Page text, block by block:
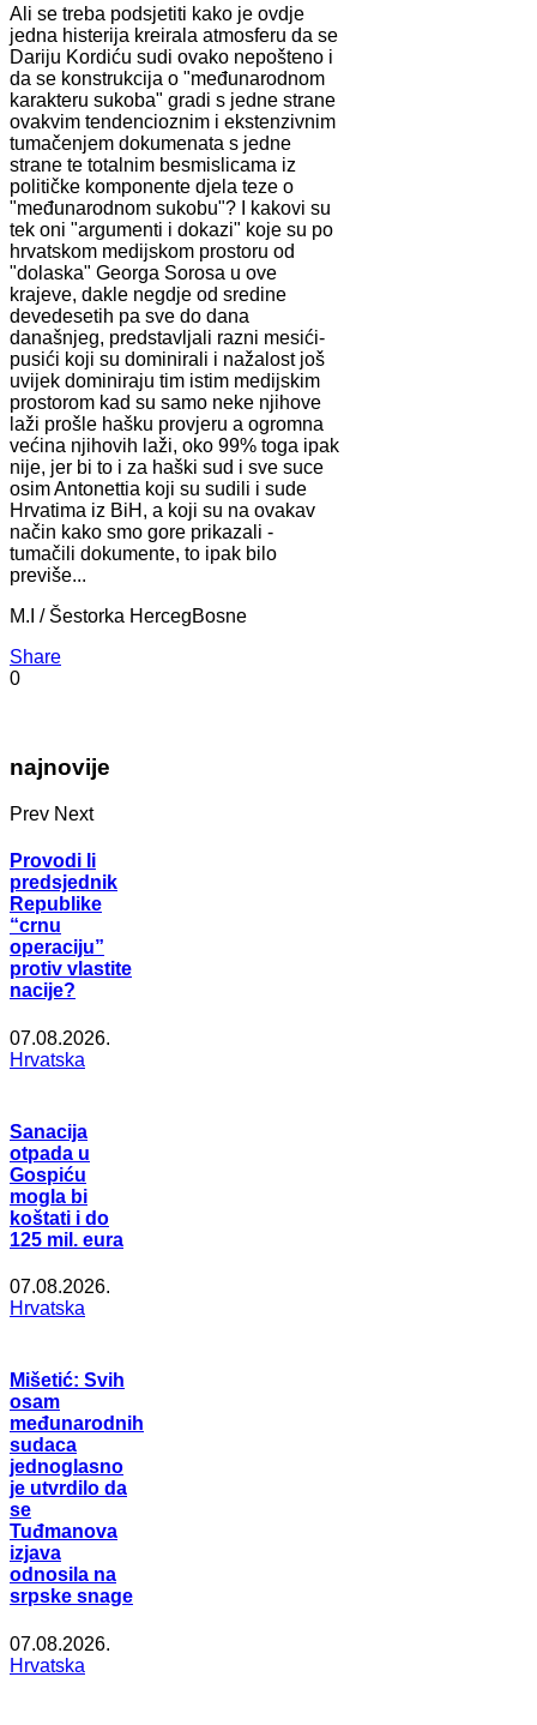
Ali se treba podsjetiti kako je ovdje
jedna histerija kreirala atmosferu da se
Dariju Kordiću sudi ovako nepošteno i
da se konstrukcija o "međunarodnom
karakteru sukoba" gradi s jedne strane
ovakvim tendencioznim i ekstenzivnim
tumačenjem dokumenata s jedne
strane te totalnim besmislicama iz
političke komponente djela teze o
"međunarodnom sukobu"? I kakovi su
tek oni "argumenti i dokazi" koje su po
hrvatskom medijskom prostoru od
"dolaska" Georga Sorosa u ove
krajeve, dakle negdje od sredine
devedesetih pa sve do dana
današnjeg, predstavljali razni mesići-
pusići koji su dominirali i nažalost još
uvijek dominiraju tim istim medijskim
prostorom kad su samo neke njihove
laži prošle hašku provjeru a ogromna
većina njihovih laži, oko 99% toga ipak
nije, jer bi to i za haški sud i sve suce
osim Antonettia koji su sudili i sude
Hrvatima iz BiH, a koji su na ovakav
način kako smo gore prikazali -
tumačili dokumente, to ipak bilo
previše...
M.I / Šestorka HercegBosne
Share
0
najnovije
Prev Next
Provodi li
predsjednik
Republike
“crnu
operaciju”
protiv vlastite
nacije?
07.08.2026.
Hrvatska
Sanacija
otpada u
Gospiću
mogla bi
koštati i do
125 mil. eura
07.08.2026.
Hrvatska
Mišetić: Svih
osam
međunarodnih
sudaca
jednoglasno
je utvrdilo da
se
Tuđmanova
izjava
odnosila na
srpske snage
07.08.2026.
Hrvatska